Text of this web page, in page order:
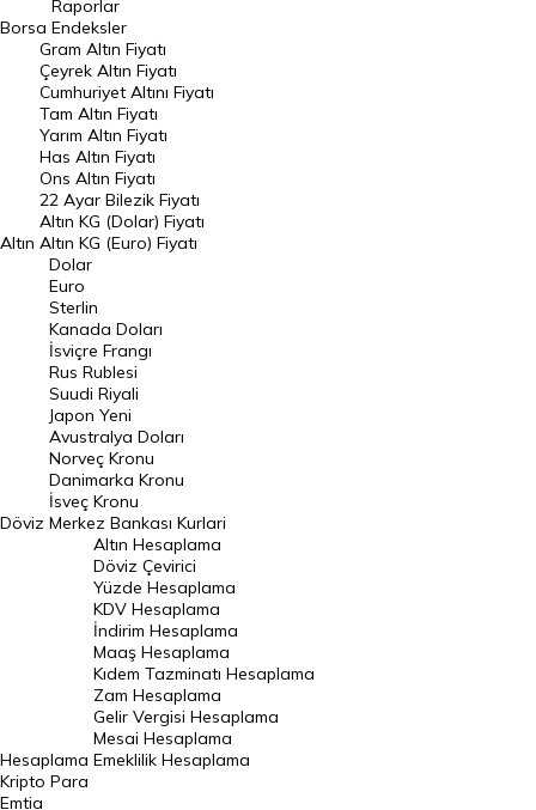
Dünya Borsaları
Raporlar
Endeksler
DÖVİZ
Döviz Kuru
Dolar Kuru
Euro Kuru
Pound Kuru
Frank Kuru
Riyal Kuru
Avustralya Doları
Danimarka Kronu Kuru
Kanada Doları Kuru
Norveç Kronu Kuru
İsveç Kronu Kuru
Japon Yeni Kuru
Serbest Piyasa Döviz Kurları
Merkez Bankası Döviz Kurları
Altın Fiyatları
Gram Altın Fiyatı
Borsa
Raporlar
Endeksler
Altın
Gram Altın Fiyatı
Çeyrek Altın Fiyatı
Cumhuriyet Altını Fiyatı
Tam Altın Fiyatı
Yarım Altın Fiyatı
Has Altın Fiyatı
Ons Altın Fiyatı
22 Ayar Bilezik Fiyatı
Altın KG (Dolar) Fiyatı
Altın KG (Euro) Fiyatı
Döviz
Dolar
Euro
Sterlin
Kanada Doları
İsviçre Frangı
Rus Rublesi
Suudi Riyali
Japon Yeni
Avustralya Doları
Norveç Kronu
Danimarka Kronu
İsveç Kronu
Merkez Bankası Kurlari
Hesaplama
Altın Hesaplama
Döviz Çevirici
Yüzde Hesaplama
KDV Hesaplama
İndirim Hesaplama
Maaş Hesaplama
Kıdem Tazminatı Hesaplama
Zam Hesaplama
Gelir Vergisi Hesaplama
Mesai Hesaplama
Emeklilik Hesaplama
Kripto Para
Emtia